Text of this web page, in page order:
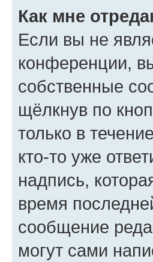
Как мне
Если вы не
конференции,
собственные
щёлкнув по
только в
кто-то уже
надпись,
время
сообщение
могут сами